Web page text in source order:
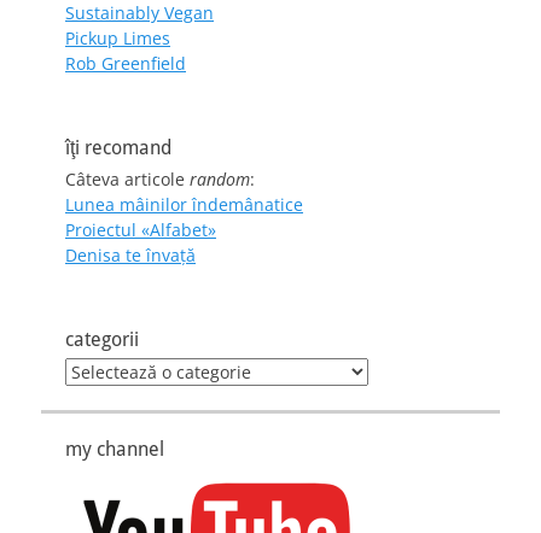
Sustainably Vegan
Pickup Limes
Rob Greenfield
îţi recomand
Câteva articole random:
Lunea mâinilor îndemânatice
Proiectul «Alfabet»
Denisa te învaţă
categorii
categorii
my channel